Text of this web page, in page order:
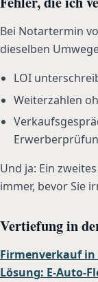
Bei Notartermin
dieselben
LOI
Weiterzahlen
Und ja: Ein
immer, bevor Sie
Vertiefung in
Firmenverkauf
Lösung: E-Auto-